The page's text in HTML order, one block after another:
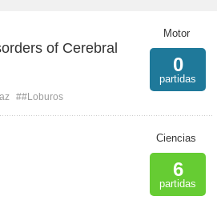
of Cerebral
##Loburos
Motor
0
partidas
Ciencias
6
partidas